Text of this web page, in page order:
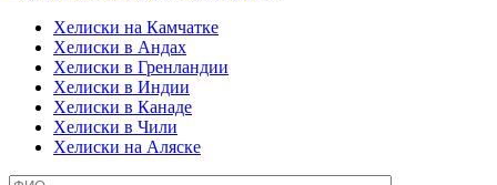
Хелиски на Камчатке
Хелиски в Андах
Хелиски в Гренландии
Хелиски в Индии
Хелиски в Канаде
Хелиски в Чили
Хелиски на Аляске